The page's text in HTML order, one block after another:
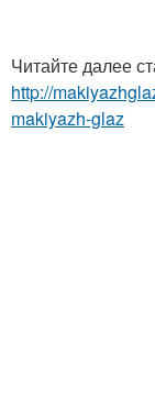
Читайте далее
http://
makiyazh-glaz